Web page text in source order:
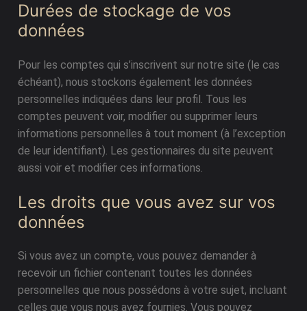
Durées de stockage de vos
données
Pour les comptes qui s’inscrivent sur notre site (le cas
échéant), nous stockons également les données
personnelles indiquées dans leur profil. Tous les
comptes peuvent voir, modifier ou supprimer leurs
informations personnelles à tout moment (à l’exception
de leur identifiant). Les gestionnaires du site peuvent
aussi voir et modifier ces informations.
Les droits que vous avez sur vos
données
Si vous avez un compte, vous pouvez demander à
recevoir un fichier contenant toutes les données
personnelles que nous possédons à votre sujet, incluant
celles que vous nous avez fournies. Vous pouvez